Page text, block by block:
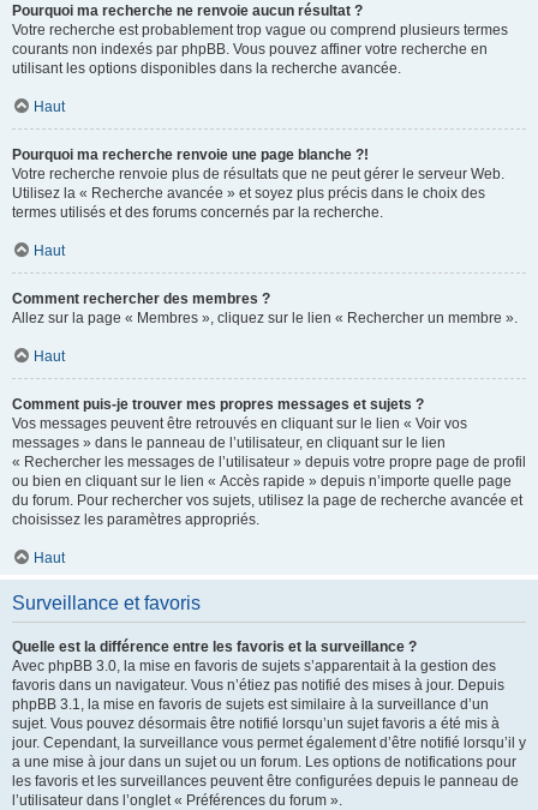
Pourquoi ma recherche ne renvoie aucun résultat ?
Votre recherche est probablement trop vague ou comprend plusieurs termes
courants non indexés par phpBB. Vous pouvez affiner votre recherche en
utilisant les options disponibles dans la recherche avancée.
Haut
Pourquoi ma recherche renvoie une page blanche ?!
Votre recherche renvoie plus de résultats que ne peut gérer le serveur Web.
Utilisez la « Recherche avancée » et soyez plus précis dans le choix des
termes utilisés et des forums concernés par la recherche.
Haut
Comment rechercher des membres ?
Allez sur la page « Membres », cliquez sur le lien « Rechercher un membre ».
Haut
Comment puis-je trouver mes propres messages et sujets ?
Vos messages peuvent être retrouvés en cliquant sur le lien « Voir vos
messages » dans le panneau de l’utilisateur, en cliquant sur le lien
« Rechercher les messages de l’utilisateur » depuis votre propre page de profil
ou bien en cliquant sur le lien « Accès rapide » depuis n’importe quelle page
du forum. Pour rechercher vos sujets, utilisez la page de recherche avancée et
choisissez les paramètres appropriés.
Haut
Surveillance et favoris
Quelle est la différence entre les favoris et la surveillance ?
Avec phpBB 3.0, la mise en favoris de sujets s’apparentait à la gestion des
favoris dans un navigateur. Vous n’étiez pas notifié des mises à jour. Depuis
phpBB 3.1, la mise en favoris de sujets est similaire à la surveillance d’un
sujet. Vous pouvez désormais être notifié lorsqu’un sujet favoris a été mis à
jour. Cependant, la surveillance vous permet également d’être notifié lorsqu’il y
a une mise à jour dans un sujet ou un forum. Les options de notifications pour
les favoris et les surveillances peuvent être configurées depuis le panneau de
l’utilisateur dans l’onglet « Préférences du forum ».